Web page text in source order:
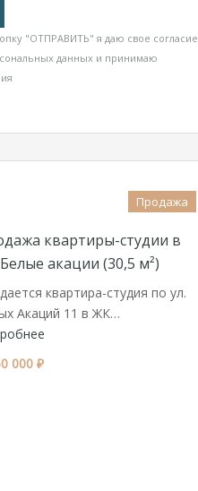
"ОТПРАВИТЬ" я даю свое согласие
данных и принимаю
Продажа
квартиры-студии в
акации (30,5 м²)
квартира-студия по ул.
Акаций 11 в ЖК…
000 ₽